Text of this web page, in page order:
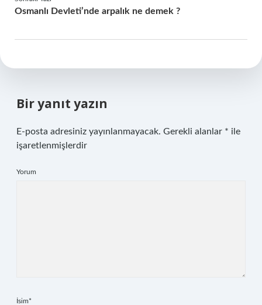
Osmanlı Devleti’nde arpalık ne demek ?
Bir yanıt yazın
E-posta adresiniz yayınlanmayacak. Gerekli alanlar * ile
işaretlenmişlerdir
Yorum
İsim*